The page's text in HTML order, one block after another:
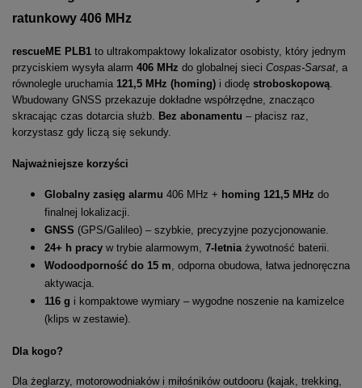
ratunkowy 406 MHz
rescueME PLB1 to ultrakompaktowy lokalizator osobisty, który jednym
przyciskiem wysyła alarm 406 MHz do globalnej sieci Cospas-Sarsat , a
równolegle uruchamia 121,5 MHz (homing) i diodę stroboskopową
Wbudowany GNSS przekazuje dokładne współrzędne, znacząco
skracając czas dotarcia służb. Bez abonamentu – płacisz raz,
korzystasz gdy liczą się sekundy.
Najważniejsze korzyści
Globalny zasięg alarmu 406 MHz + homing 121,5 MHz do
finalnej lokalizacji.
GNSS (GPS/Galileo) – szybkie, precyzyjne pozycjonowanie.
24+ h pracy w trybie alarmowym, 7-letnia żywotność baterii.
Wodoodporność do 15 m , odporna obudowa, łatwa jednoręczna
aktywacja.
116 g i kompaktowe wymiary – wygodne noszenie na kamizelce
(klips w zestawie).
Dla kogo?
Dla żeglarzy, motorowodniaków i miłośników outdooru (kajak, trekking,